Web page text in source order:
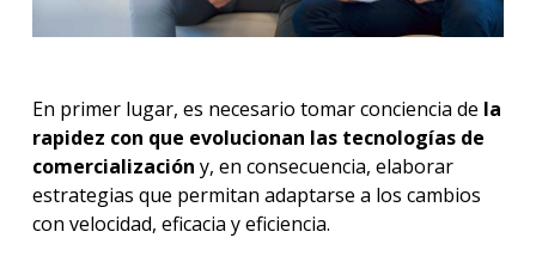
En primer lugar, es necesario tomar conciencia de la
rapidez con que evolucionan las tecnologías de
comercialización y, en consecuencia, elaborar
estrategias que permitan adaptarse a los cambios
con velocidad, eficacia y eficiencia.